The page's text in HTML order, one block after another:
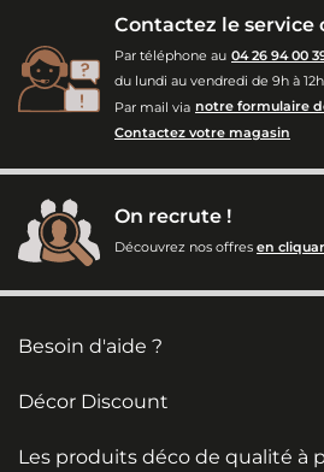
Contactez le service
Par téléphone au 04 26 94 00
du lundi au vendredi de 9h à
Par mail via notre formulaire
Contactez votre magasin
On recrute !
Découvrez nos offres en
Besoin d'aide ?
Décor Discount
Les produits déco de qualité à